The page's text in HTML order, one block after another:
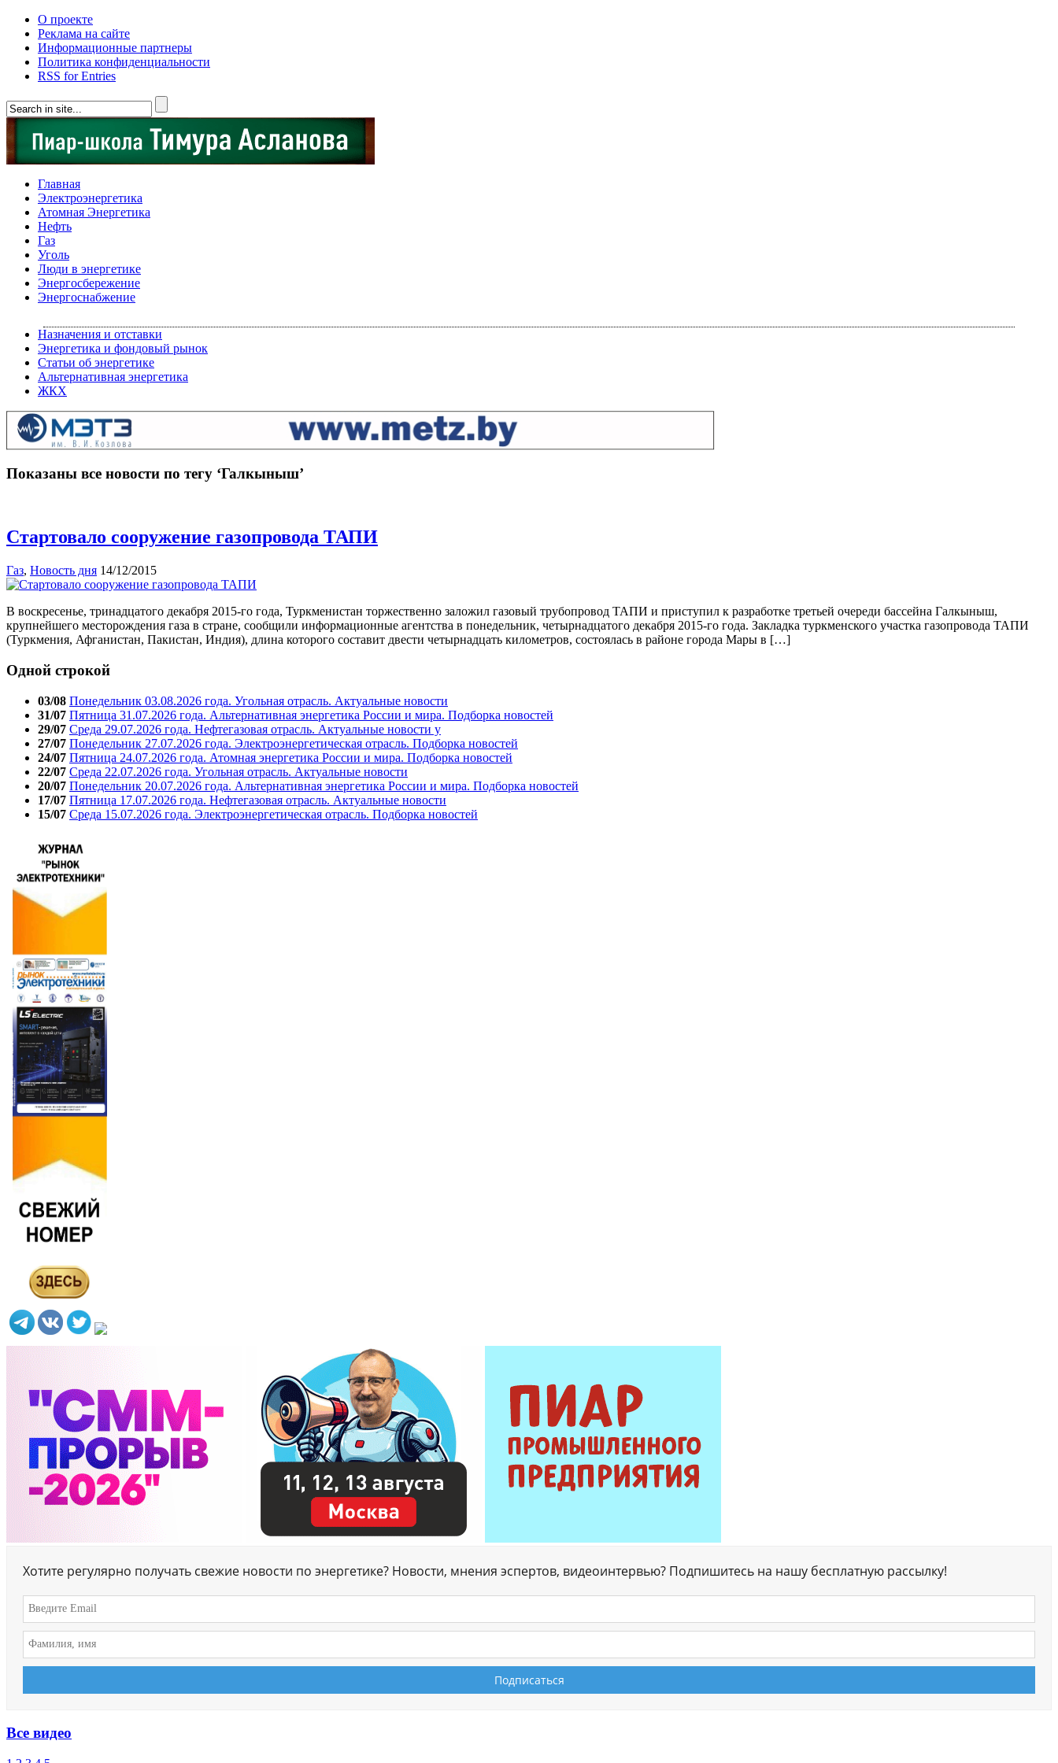
О проекте
Реклама на сайте
Информационные партнеры
Политика конфиденциальности
RSS for Entries
Главная
Электроэнергетика
Атомная Энергетика
Нефть
Газ
Уголь
Люди в энергетике
Энергосбережение
Энергоснабжение
Назначения и отставки
Энергетика и фондовый рынок
Статьи об энергетике
Альтернативная энергетика
ЖКХ
Показаны все новости по тегу ‘Галкыныш’
Стартовало сооружение газопровода ТАПИ
Газ, Новость дня 14/12/2015
В воскресенье, тринадцатого декабря 2015-го года, Туркменистан торжественно заложил газовый трубопровод ТАПИ и приступил к разработке третьей очереди бассейна Галкыныш,
крупнейшего месторождения газа в стране, сообщили информационные агентства в понедельник, четырнадцатого декабря 2015-го года. Закладка туркменского участка газопровода ТАПИ
(Туркмения, Афганистан, Пакистан, Индия), длина которого составит двести четырнадцать километров, состоялась в районе города Мары в […]
Одной строкой
03/08 Понедельник 03.08.2026 года. Угольная отрасль. Актуальные новости
31/07 Пятница 31.07.2026 года. Альтернативная энергетика России и мира. Подборка новостей
29/07 Среда 29.07.2026 года. Нефтегазовая отрасль. Актуальные новости у
27/07 Понедельник 27.07.2026 года. Электроэнергетическая отрасль. Подборка новостей
24/07 Пятница 24.07.2026 года. Атомная энергетика России и мира. Подборка новостей
22/07 Среда 22.07.2026 года. Угольная отрасль. Актуальные новости
20/07 Понедельник 20.07.2026 года. Альтернативная энергетика России и мира. Подборка новостей
17/07 Пятница 17.07.2026 года. Нефтегазовая отрасль. Актуальные новости
15/07 Среда 15.07.2026 года. Электроэнергетическая отрасль. Подборка новостей
Хотите регулярно получать свежие новости по энергетике? Новости, мнения эспертов, видеоинтервью? Подпишитесь на нашу бесплатную рассылку!
Все видео